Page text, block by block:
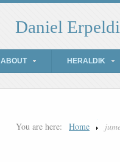
Daniel
ABOUT HERALDIK
You are here: Home